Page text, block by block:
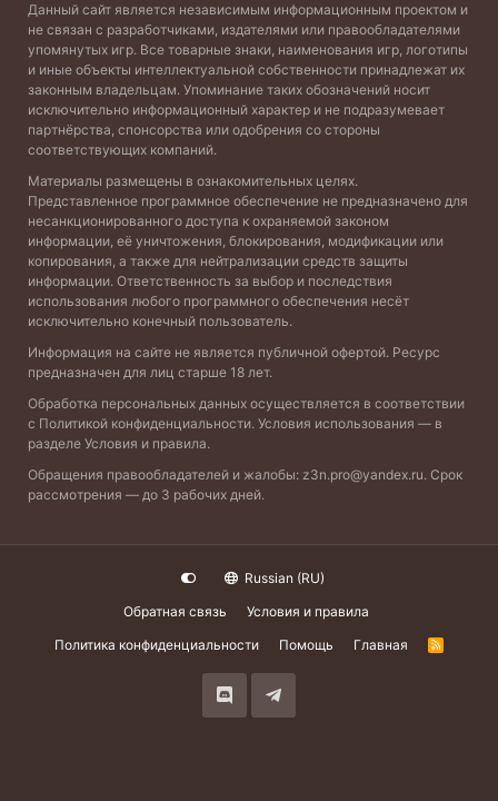
Данный сайт является независимым информационным проектом и
не связан с разработчиками, издателями или правообладателями
упомянутых игр. Все товарные знаки, наименования игр, логотипы
и иные объекты интеллектуальной собственности принадлежат их
законным владельцам. Упоминание таких обозначений носит
исключительно информационный характер и не подразумевает
партнёрства, спонсорства или одобрения со стороны
соответствующих компаний.
Материалы размещены в ознакомительных целях.
Представленное программное обеспечение не предназначено для
несанкционированного доступа к охраняемой законом
информации, её уничтожения, блокирования, модификации или
копирования, а также для нейтрализации средств защиты
информации. Ответственность за выбор и последствия
использования любого программного обеспечения несёт
исключительно конечный пользователь.
Информация на сайте не является публичной офертой. Ресурс
предназначен для лиц старше 18 лет.
Обработка персональных данных осуществляется в соответствии
с Политикой конфиденциальности. Условия использования — в
разделе Условия и правила.
Обращения правообладателей и жалобы: z3n.pro@yandex.ru. Срок
рассмотрения — до 3 рабочих дней.
Russian (RU)
Обратная связь
Условия и правила
Политика конфиденциальности
Помощь Главная
R